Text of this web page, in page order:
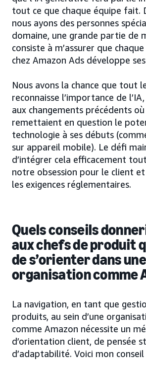
tout ce que chaque équipe fait.
nous ayons des personnes
domaine, une grande partie de
consiste à m’assurer que
chez Amazon Ads développe
Nous avons la chance que tout
reconnaisse l’importance de
aux changements précédents
remettaient en question le
technologie à ses débuts
sur appareil mobile). Le défi
d’intégrer cela efficacement
notre obsession pour le client
les exigences réglementaires.
Quels conseils
aux chefs de produit
de s’orienter dans
organisation comme
La navigation, en tant que
produits, au sein d’une
comme Amazon nécessite un
d’orientation client, de pensée
d’adaptabilité. Voici mon conseil